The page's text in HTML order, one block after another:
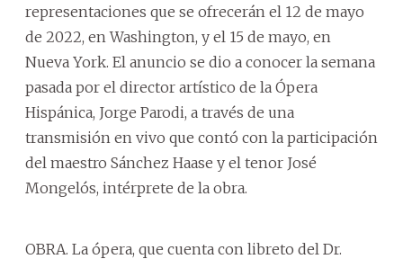
representaciones que se ofrecerán el 12 de mayo
de 2022, en Washington, y el 15 de mayo, en
Nueva York. El anuncio se dio a conocer la semana
pasada por el director artístico de la Ópera
Hispánica, Jorge Parodi, a través de una
transmisión en vivo que contó con la participación
del maestro Sánchez Haase y el tenor José
Mongelós, intérprete de la obra.
OBRA. La ópera, que cuenta con libreto del Dr.